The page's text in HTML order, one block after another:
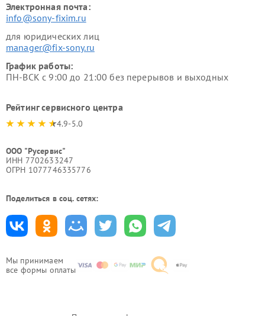
Мы принимаем
все формы оплаты
Электронная почта:
info@sony-fixim.ru
для юридических лиц
manager@fix-sony.ru
График работы:
ПН-ВСК с 9:00 до 21:00 без перерывов и выходных
Рейтинг сервисного центра
4.9-5.0
ООО "Русервис"
ИНН 7702633247
ОГРН 1077746335776
Поделиться в соц. сетях: